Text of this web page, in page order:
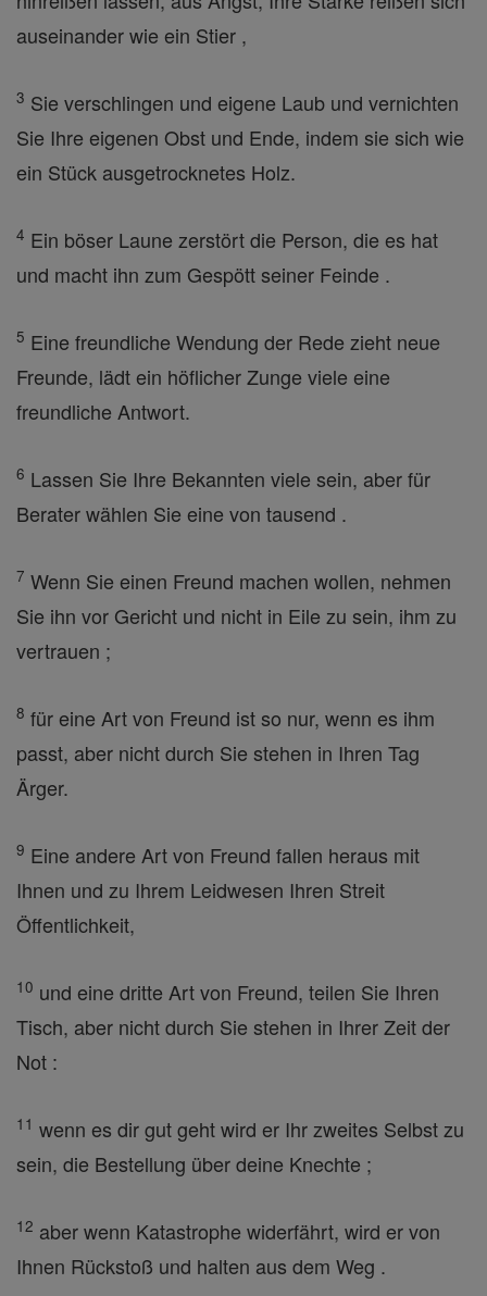
auseinander wie ein Stier ,
3 Sie verschlingen und eigene Laub und vernichten
Sie Ihre eigenen Obst und Ende, indem sie sich wie
ein Stück ausgetrocknetes Holz.
4 Ein böser Laune zerstört die Person, die es hat
und macht ihn zum Gespött seiner Feinde .
5 Eine freundliche Wendung der Rede zieht neue
Freunde, lädt ein höflicher Zunge viele eine
freundliche Antwort.
6 Lassen Sie Ihre Bekannten viele sein, aber für
Berater wählen Sie eine von tausend .
7 Wenn Sie einen Freund machen wollen, nehmen
Sie ihn vor Gericht und nicht in Eile zu sein, ihm zu
vertrauen ;
8 für eine Art von Freund ist so nur, wenn es ihm
passt, aber nicht durch Sie stehen in Ihren Tag
Ärger.
9 Eine andere Art von Freund fallen heraus mit
Ihnen und zu Ihrem Leidwesen Ihren Streit
Öffentlichkeit,
10 und eine dritte Art von Freund, teilen Sie Ihren
Tisch, aber nicht durch Sie stehen in Ihrer Zeit der
Not :
11 wenn es dir gut geht wird er Ihr zweites Selbst zu
sein, die Bestellung über deine Knechte ;
12 aber wenn Katastrophe widerfährt, wird er von
Ihnen Rückstoß und halten aus dem Weg .